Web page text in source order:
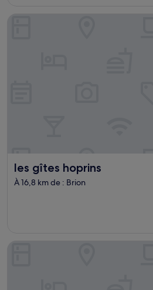
les gîtes hoprins
les gîtes hoprins
À 16,8 km de : Brion
les gîtes hoprins